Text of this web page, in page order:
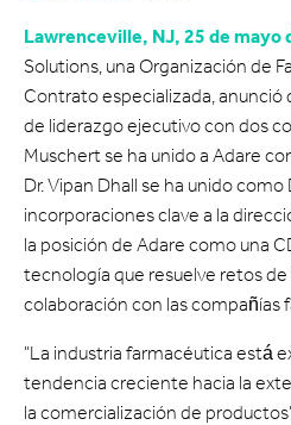
Lawrenceville, NJ, 25 de mayo
Solutions, una Organización de
Contrato especializada, anunció
de liderazgo ejecutivo con dos
Muschert se ha unido a Adare
Dr. Vipan Dhall se ha unido
incorporaciones clave a la
la posición de Adare como una
tecnología que resuelve retos
colaboración con las compañías
"La industria farmacéutica está
tendencia creciente hacia la
la comercialización de